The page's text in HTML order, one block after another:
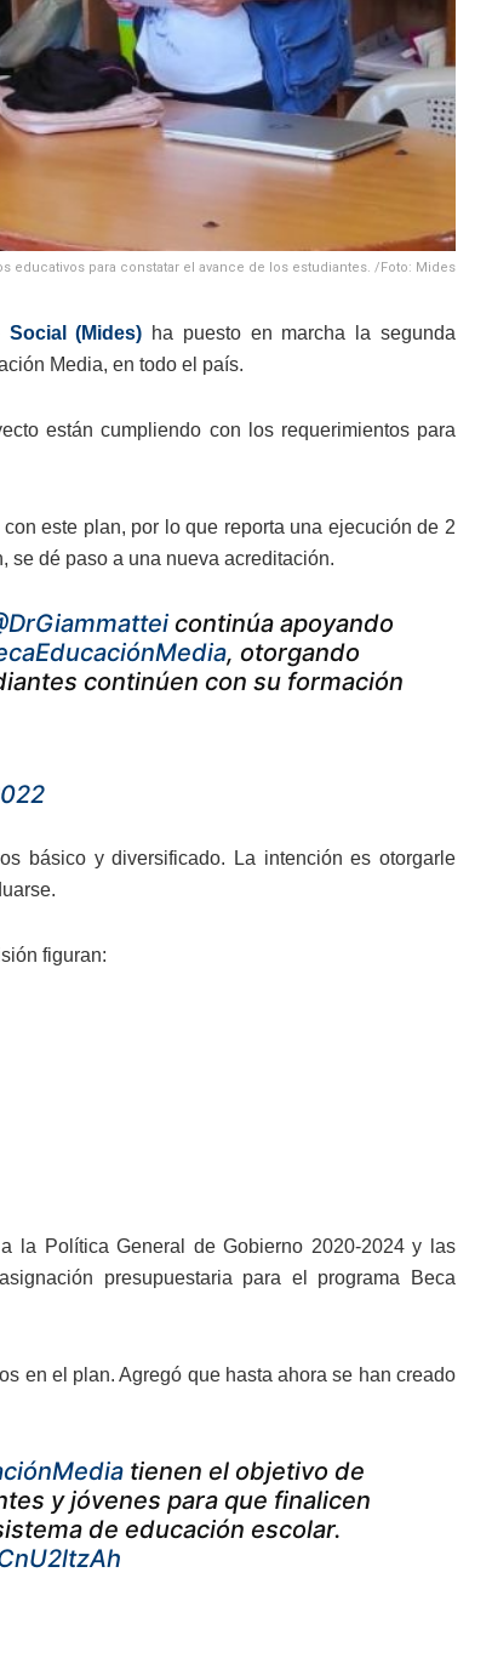
educativos para constatar el avance de los estudiantes. /Foto: Mides
Social (Mides) ha puesto en marcha la segunda
Media, en todo el país.
están cumpliendo con los requerimientos para
este plan, por lo que reporta una ejecución de 2
se dé paso a una nueva acreditación.
continúa apoyando
, otorgando
continúen con su formación
básico y diversificado. La intención es otorgarle
figuran:
la Política General de Gobierno 2020-2024 y las
presupuestaria para el programa Beca
en el plan. Agregó que hasta ahora se han creado
tienen el objetivo de
y jóvenes para que finalicen
de educación escolar.